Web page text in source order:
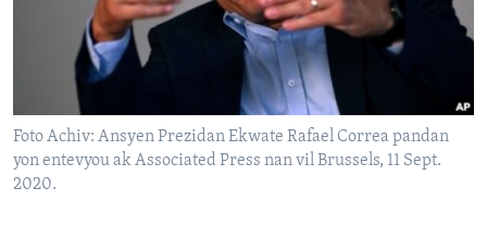
Languages
Foto Achiv: Ansyen Prezidan Ekwate Rafael Correa pandan
yon entevyou ak Associated Press nan vil Brussels, 11 Sept.
2020.